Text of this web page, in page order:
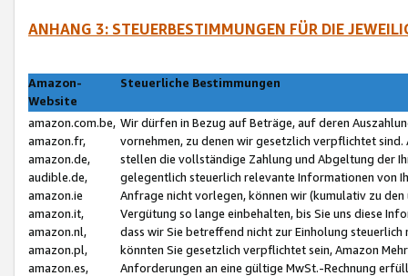
ANHANG 3: STEUERBESTIMMUNGEN FÜR DIE
Amazon-
Website
Steuerliche Bestimmungen
amazon.com.be,
amazon.fr,
amazon.de,
audible.de,
amazon.ie
amazon.it,
amazon.nl,
amazon.pl,
amazon.es,
Wir dürfen in Bezug auf Beträge, auf deren
vornehmen, zu denen wir gesetzlich verpflichtet
stellen die vollständige Zahlung und Abgeltung der
gelegentlich steuerlich relevante Informationen von
Anfrage nicht vorlegen, können wir (kumulativ zu
Vergütung so lange einbehalten, bis Sie uns diese
dass wir Sie betreffend nicht zur Einholung
könnten Sie gesetzlich verpflichtet sein, Amazon
Anforderungen an eine gültige MwSt.-Rechnung